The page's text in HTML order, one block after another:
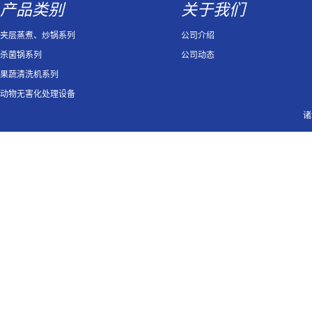
产品类别
夹层蒸煮、炒锅系列
杀菌锅系列
果蔬清洗机系列
动物无害化处理设备
关于我们
公司介绍
公司动态